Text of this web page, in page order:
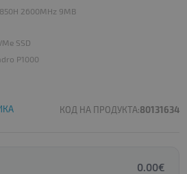
2600MHz 9MB
SSD
P1000
КОД НА ПРОДУКТА:80131634
0.00€